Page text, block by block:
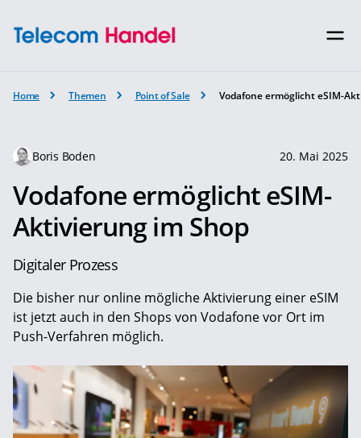
Home Themen Point of Sale Vodafone ermöglicht eSIM-
Boris Boden 20. Mai 2025
Vodafone ermöglicht eSIM-
Aktivierung im Shop
Digitaler Prozess
Die bisher nur online mögliche Aktivierung einer eSIM
ist jetzt auch in den Shops von Vodafone vor Ort im
Push-Verfahren möglich.